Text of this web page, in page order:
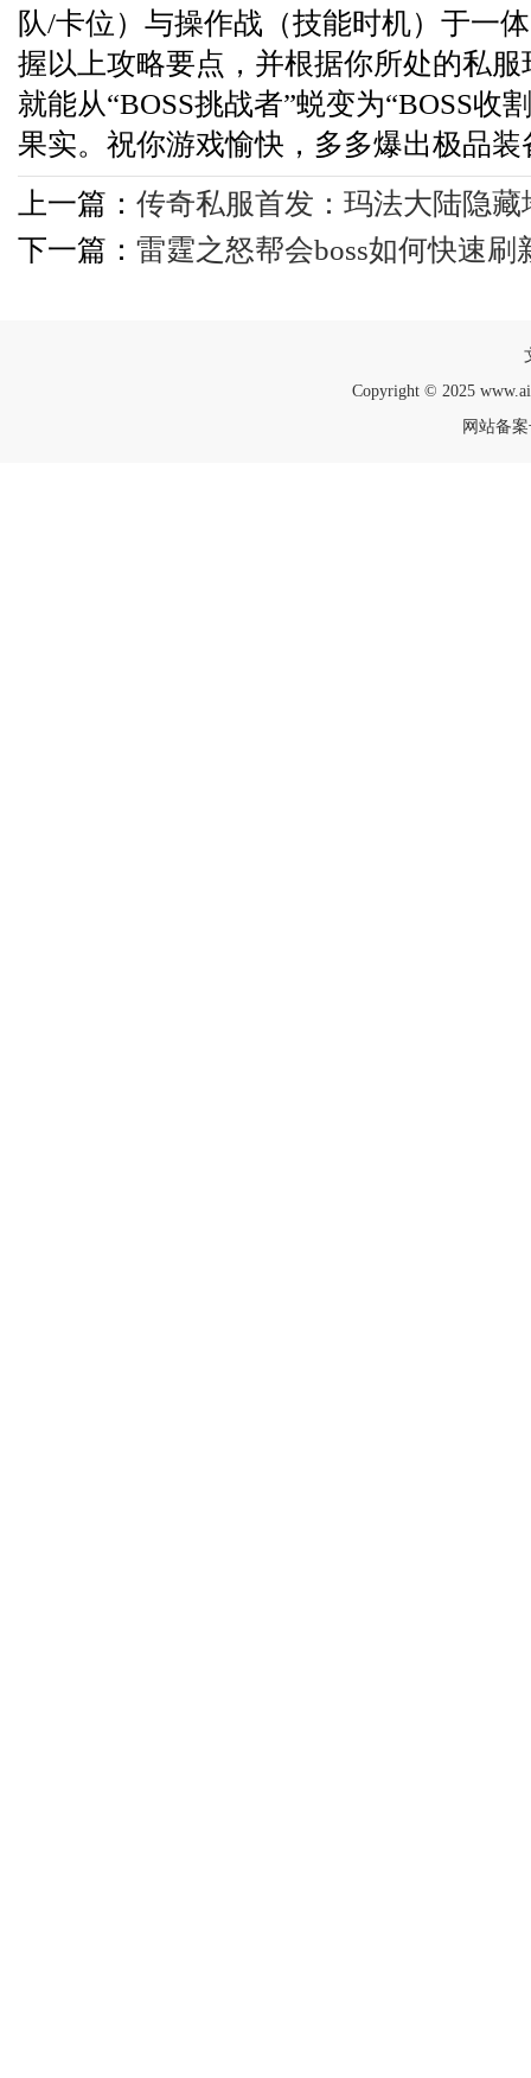
队/卡位）与操作战（技能时机）于一
握以上攻略要点，并根据你所处的私
就能从“BOSS挑战者”蜕变为“BOSS收
果实。祝你游戏愉快，多多爆出极品装
上一篇： 传奇私服首发：玛法大陆隐
下一篇： 雷霆之怒帮会boss如何快速刷
Copyright © 2025
网站备